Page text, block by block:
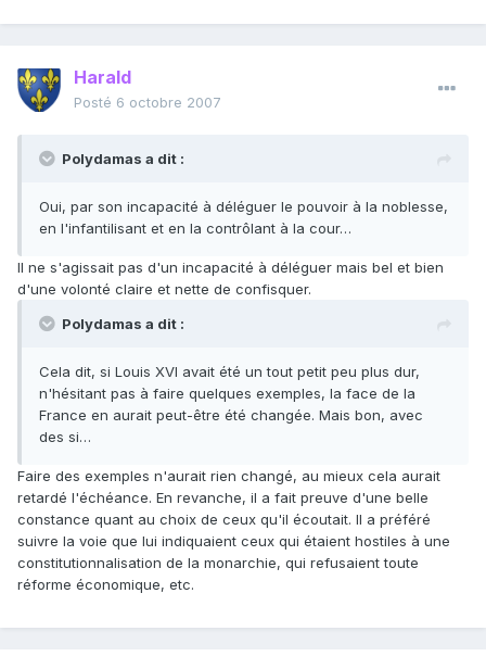
Harald
Posté 6 octobre 2007
Polydamas a dit :
Oui, par son incapacité à déléguer le pouvoir à la noblesse,
en l'infantilisant et en la contrôlant à la cour…
Il ne s'agissait pas d'un incapacité à déléguer mais bel et bien
d'une volonté claire et nette de confisquer.
Polydamas a dit :
Cela dit, si Louis XVI avait été un tout petit peu plus dur,
n'hésitant pas à faire quelques exemples, la face de la
France en aurait peut-être été changée. Mais bon, avec
des si…
Faire des exemples n'aurait rien changé, au mieux cela aurait
retardé l'échéance. En revanche, il a fait preuve d'une belle
constance quant au choix de ceux qu'il écoutait. Il a préféré
suivre la voie que lui indiquaient ceux qui étaient hostiles à une
constitutionnalisation de la monarchie, qui refusaient toute
réforme économique, etc.